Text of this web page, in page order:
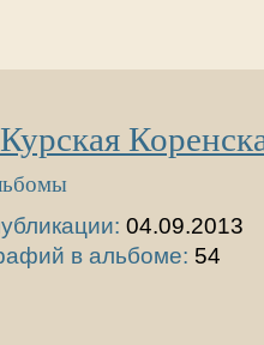
04.09.2013
в альбоме: 54